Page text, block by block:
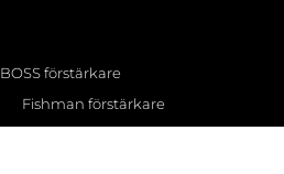
BOSS förstärkare
Fishman förstärkare